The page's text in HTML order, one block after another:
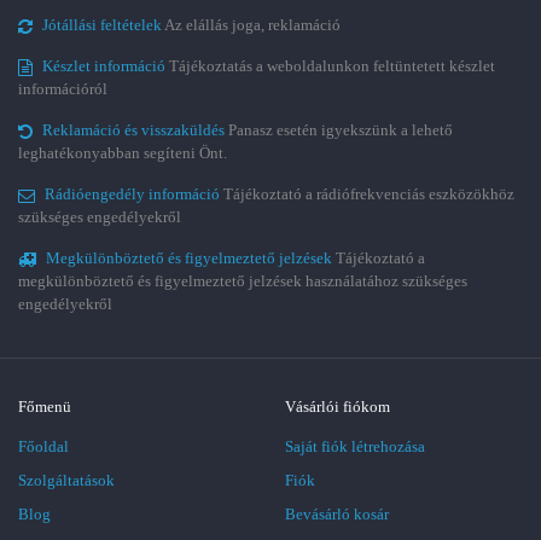
Jótállási feltételekAz elállás joga, reklamáció
Készlet információ Tájékoztatás a weboldalunkon feltüntetett készlet
információról
Reklamáció és visszaküldés Panasz esetén igyekszünk a lehető
leghatékonyabban segíteni Önt.
Rádióengedély információ Tájékoztató a rádiófrekvenciás eszközökhöz
szükséges engedélyekről
Megkülönböztető és figyelmeztető jelzések Tájékoztató a
megkülönböztető és figyelmeztető jelzések használatához szükséges
engedélyekről
Főmenü
Főoldal
Szolgáltatások
Blog
Vásárlói fiókom
Saját fiók létrehozása
Fiók
Bevásárló kosár